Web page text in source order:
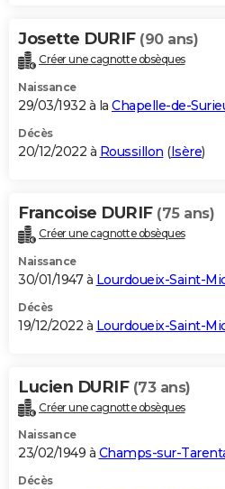
Josette DURIF (90 ans)
Créer une cagnotte obsèques
Naissance
29/03/1932 à la Chapelle-de-
Décès
20/12/2022 à Roussillon (Isère)
Francoise DURIF (75 ans)
Créer une cagnotte obsèques
Naissance
30/01/1947 à Lourdoueix-Saint-
Décès
19/12/2022 à Lourdoueix-Saint-
Lucien DURIF (73 ans)
Créer une cagnotte obsèques
Naissance
23/02/1949 à Champs-sur-
Décès